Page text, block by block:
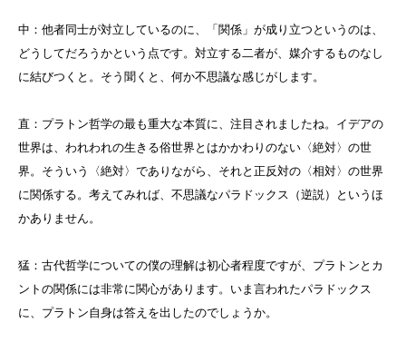
中：他者同士が対立しているのに、「関係」が成り立つというのは、
どうしてだろうかという点です。対立する二者が、媒介するものなし
に結びつくと。そう聞くと、何か不思議な感じがします。
直：プラトン哲学の最も重大な本質に、注目されましたね。イデアの
世界は、われわれの生きる俗世界とはかかわりのない〈絶対〉の世
界。そういう〈絶対〉でありながら、それと正反対の〈相対〉の世界
に関係する。考えてみれば、不思議なパラドックス（逆説）というほ
かありません。
猛：古代哲学についての僕の理解は初心者程度ですが、プラトンとカ
ントの関係には非常に関心があります。いま言われたパラドックス
に、プラトン自身は答えを出したのでしょうか。